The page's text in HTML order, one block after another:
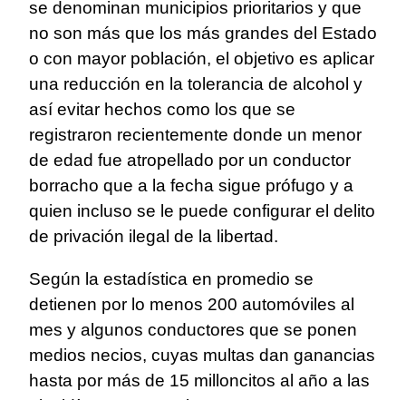
se denominan municipios prioritarios y que
no son más que los más grandes del Estado
o con mayor población, el objetivo es aplicar
una reducción en la tolerancia de alcohol y
así evitar hechos como los que se
registraron recientemente donde un menor
de edad fue atropellado por un conductor
borracho que a la fecha sigue prófugo y a
quien incluso se le puede configurar el delito
de privación ilegal de la libertad.
Según la estadística en promedio se
detienen por lo menos 200 automóviles al
mes y algunos conductores que se ponen
medios necios, cuyas multas dan ganancias
hasta por más de 15 milloncitos al año a las